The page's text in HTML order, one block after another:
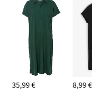
35,99 € 8,99 €